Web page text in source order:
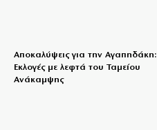
Αποκαλύψεις για την Αγαπηδάκη:
Εκλογές με λεφτά του Ταμείου
Ανάκαμψης